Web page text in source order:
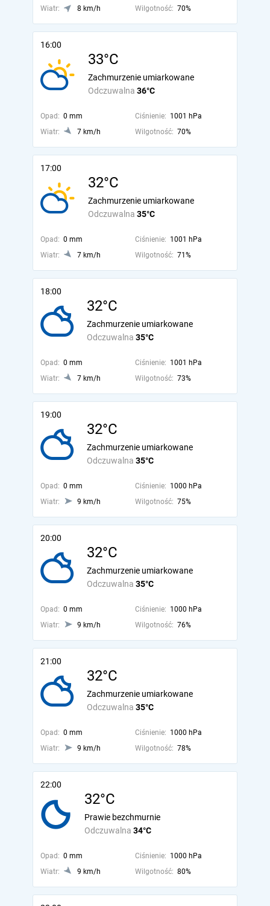
Wiatr:
8 km/h Wilgotność: 70%
16:00
33°C
Odczuwalna 36°C
Zachmurzenie umiarkowane
Opad: 0 mm Ciśnienie: 1001 hPa
Wiatr:
7 km/h Wilgotność: 70%
17:00
32°C
Odczuwalna 35°C
Zachmurzenie umiarkowane
Opad: 0 mm Ciśnienie: 1001 hPa
Wiatr:
7 km/h Wilgotność: 71%
18:00
32°C
Odczuwalna 35°C
Zachmurzenie umiarkowane
Opad: 0 mm Ciśnienie: 1001 hPa
Wiatr:
7 km/h Wilgotność: 73%
19:00
32°C
Odczuwalna 35°C
Zachmurzenie umiarkowane
Opad: 0 mm Ciśnienie: 1000 hPa
Wiatr:
9 km/h Wilgotność: 75%
20:00
32°C
Odczuwalna 35°C
Zachmurzenie umiarkowane
Opad: 0 mm Ciśnienie: 1000 hPa
Wiatr:
9 km/h Wilgotność: 76%
21:00
32°C
Odczuwalna 35°C
Zachmurzenie umiarkowane
Opad: 0 mm Ciśnienie: 1000 hPa
Wiatr:
9 km/h Wilgotność: 78%
22:00
32°C
Odczuwalna 34°C
Prawie bezchmurnie
Opad: 0 mm Ciśnienie: 1000 hPa
Wiatr:
9 km/h Wilgotność: 80%